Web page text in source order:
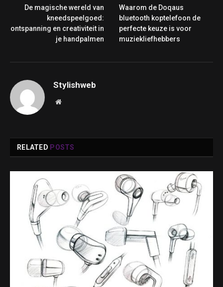
De magische wereld van
kneedspeelgoed:
ontspanning en creativiteit in
je handpalmen
Waarom de Doqaus
bluetooth koptelefoon de
perfecte keuze is voor
muziekliefhebbers
Stylishweb
Website
RELATED POSTS